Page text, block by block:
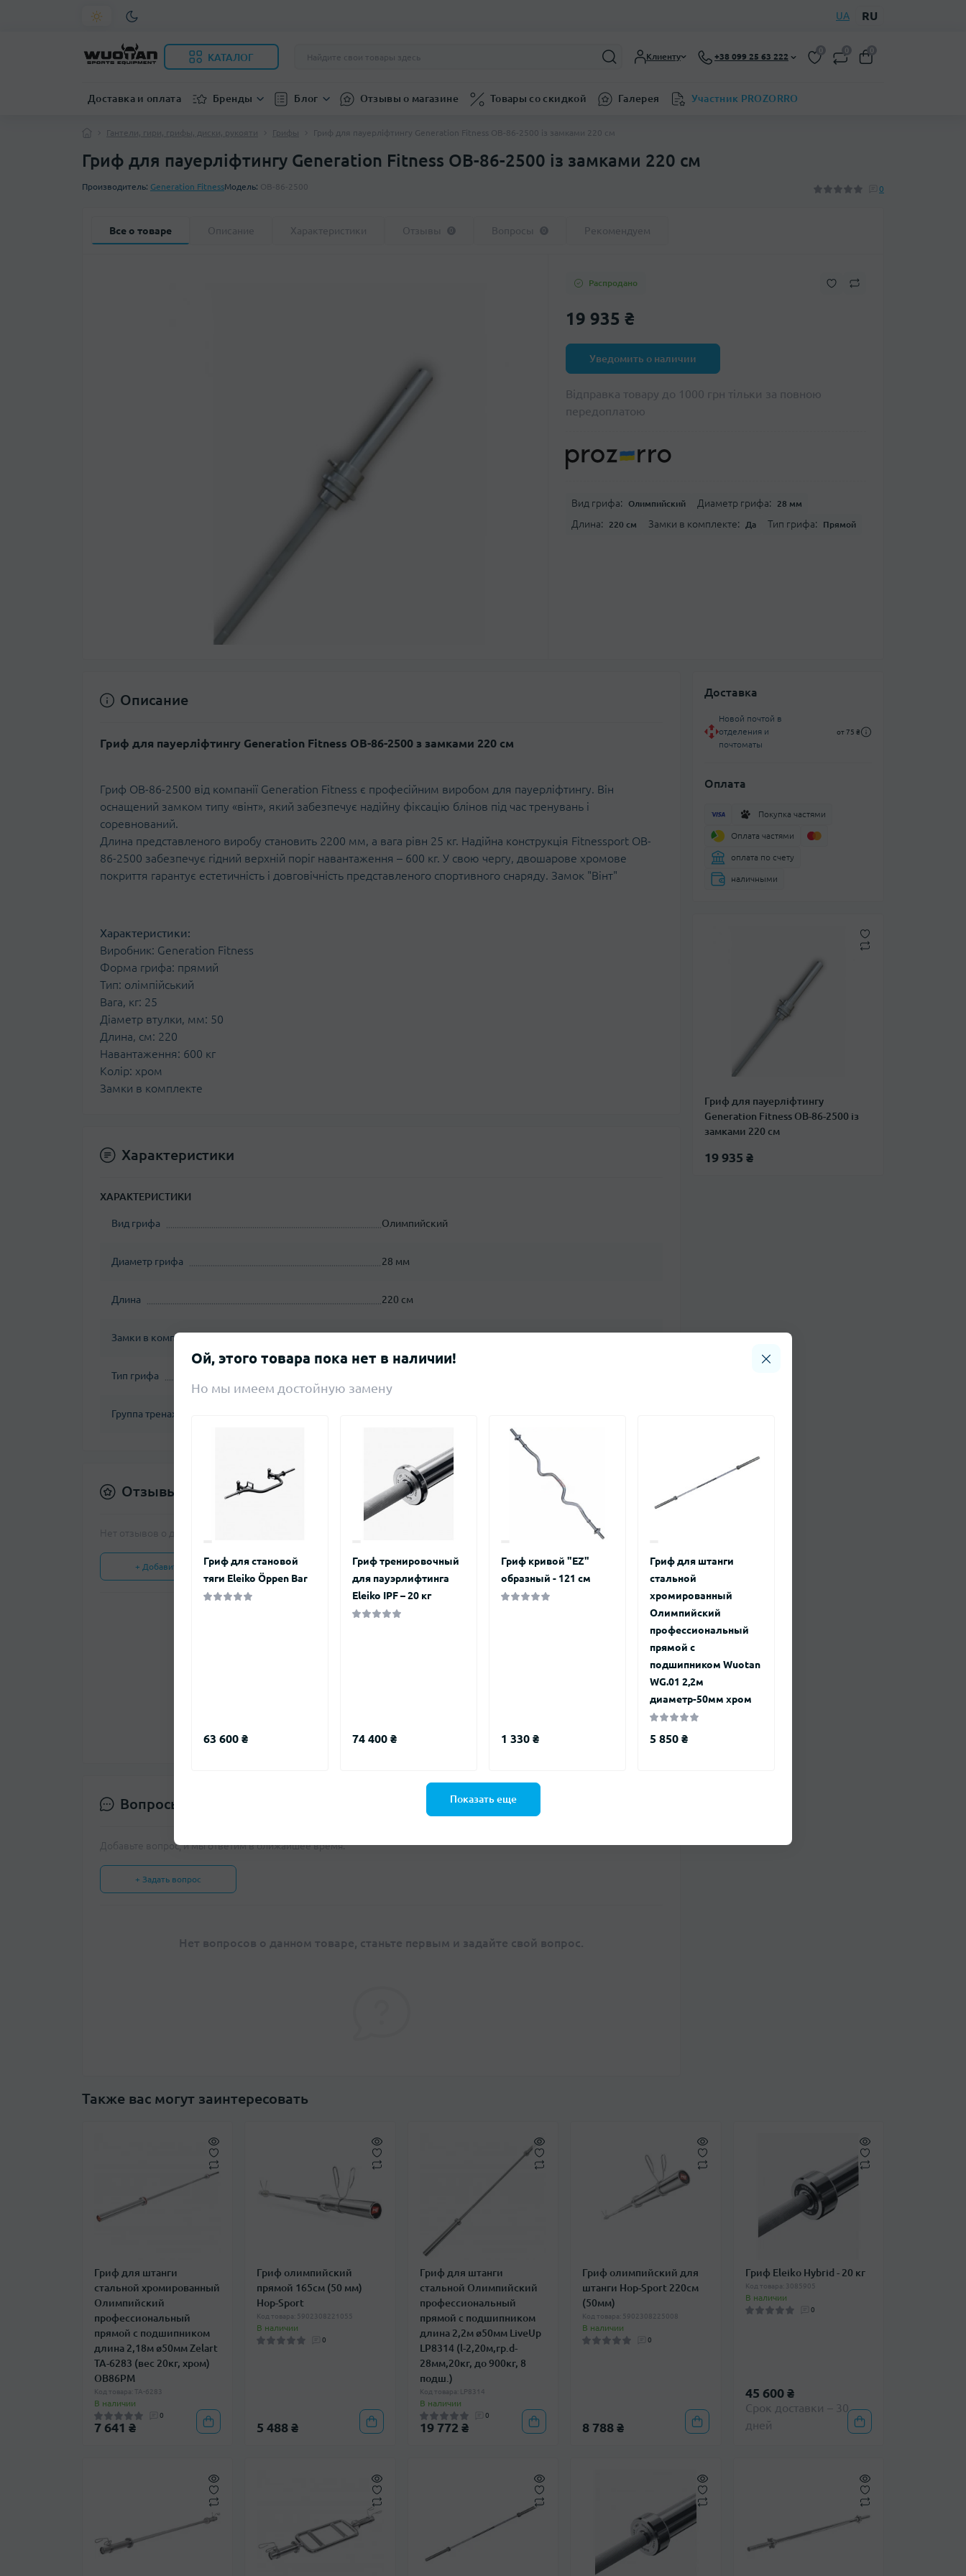
UA RU
КАТАЛОГ Клиенту +38 099 25 63 222
0 0 0
Доставка и оплата Бренды Блог Отзывы о магазине Товары со скидкой Галерея Участник PROZORRO
Гантели, гири, грифы, диски, рукояти Грифы Гриф для пауерліфтингу Generation Fitness OB-86-2500 із замками 220 см
Гриф для пауерліфтингу Generation Fitness OB-86-2500 із замками 220 см
Производитель: Generation FitnessМодель: OB-86-2500 0
Все о товаре Описание Характеристики Отзывы 0 Вопросы 0 Рекомендуем
Распродано
19 935 ₴
Уведомить о наличии
Відправка товару до 1000 грн тільки за повною
передоплатою
Вид грифа: Олимпийский Диаметр грифа: 28 мм
Длина: 220 см Замки в комплекте: Да Тип грифа: Прямой
Доставка
Новой почтой в
отделения и
почтоматы
от 75 ₴
Оплата
Покупка частями
Оплата частями
оплата по счету
наличными
Гриф для пауерліфтингу
Generation Fitness OB-86-2500 із
замками 220 см
19 935 ₴
Описание
Гриф для пауерліфтингу Generation Fitness OB-86-2500 з замками 220 см
Гриф OB-86-2500 від компанії Generation Fitness є професійним виробом для пауерліфтингу. Він
оснащений замком типу «вінт», який забезпечує надійну фіксацію блінов під час тренувань і
соревнований.
Длина представленого виробу становить 2200 мм, а вага рівн 25 кг. Надійна конструкція Fitnessport OB-
86-2500 забезпечує гідний верхній поріг навантаження – 600 кг. У свою чергу, двошарове хромове
покриття гарантує естетичність і довговічність представленого спортивного снаряду. Замок "Вінт"
Характеристики:
Виробник: Generation Fitness
Форма грифа: прямий
Тип: олімпійський
Вага, кг: 25
Діаметр втулки, мм: 50
Длина, см: 220
Навантаження: 600 кг
Колір: хром
Замки в комплекте
Характеристики
ХАРАКТЕРИСТИКИ
Вид грифа Олимпийский
Диаметр грифа 28 мм
Длина 220 см
Замки в комплекте
Тип грифа
Группа тренажеров
Отзывы
Нет отзывов о данном товаре.
+ Добавить отзыв
Вопросы и ответы
Добавьте вопрос, и мы ответим в ближайшее время.
+ Задать вопрос
Нет вопросов о данном товаре, станьте первым и задайте свой вопрос.
Также вас могут заинтересовать
Гриф для штанги
стальной хромированный
Олимпийский
профессиональный
прямой с подшипником
длина 2,18м ø50мм Zelart
TA-6283 (вес 20кг, хром)
OB86PM
Код товара: TA-6283
В наличии
0
7 641 ₴
Гриф олимпийский
прямой 165см (50 мм)
Hop-Sport
Код товара: 5902308221055
В наличии
0
5 488 ₴
Гриф для штанги
стальной Олимпийский
профессиональный
прямой с подшипником
длина 2,2м ø50мм LiveUp
LP8314 (l-2,20м,гр.d-
28мм,20кг, до 900кг, 8
подш.)
Код товара: LP8314
В наличии
0
19 772 ₴
Гриф олимпийский для
штанги Hop-Sport 220см
(50мм)
Код товара: 5902308225008
В наличии
0
8 788 ₴
Гриф Eleiko Hybrid - 20 кг
Код товара: 3085905
В наличии
0
45 600 ₴
Срок доставки – 30
дней
Ой, этого товара пока нет в наличии!
Но мы имеем достойную замену
Гриф для становой
тяги Eleiko Öppen Bar
63 600 ₴
Гриф тренировочный
для пауэрлифтинга
Eleiko IPF – 20 кг
74 400 ₴
Гриф кривой "EZ"
образный - 121 см
1 330 ₴
Гриф для штанги
стальной
хромированный
Олимпийский
профессиональный
прямой с
подшипником Wuotan
WG.01 2,2м
диаметр-50мм хром
5 850 ₴
Показать еще